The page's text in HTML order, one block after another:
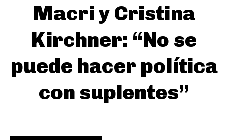
Macri y Cristina
Kirchner: “No se
puede hacer política
con suplentes”